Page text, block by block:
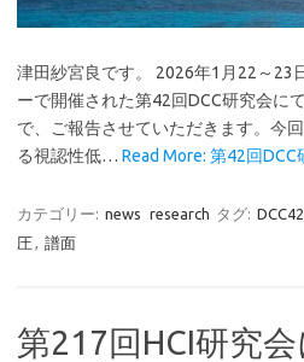
津田紗宮良です。 2026年1月22～23
ーで開催された第42回DCC研究会に
で、ご報告させていただきます。今
る視認性低… Read More: 第42回
カテゴリー: news research タグ: DCC42
圧, 譜面
第217回HCI研究